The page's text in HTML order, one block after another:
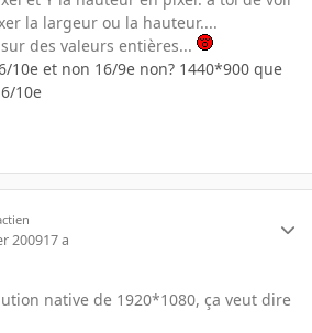
la largeur ou la hauteur....
des valeurs entières...
10e et non 16/9e non? 1440*900 que
10e
200917 a
native de 1920*1080, ça veut dire